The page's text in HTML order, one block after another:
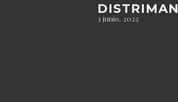
DISTRIMAN
3 junio, 2022